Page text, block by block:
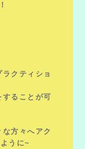
クティショ
ることが可
方々へアク
うに~